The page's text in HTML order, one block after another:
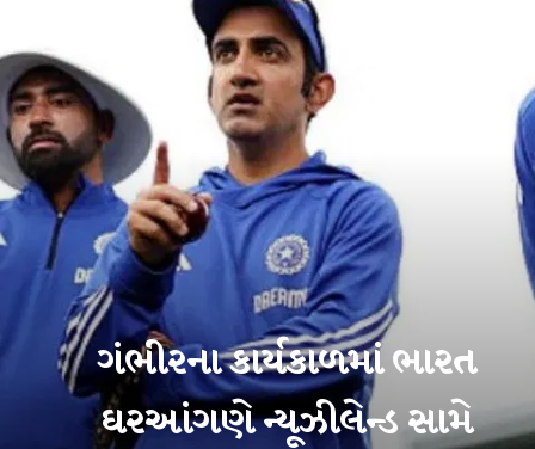
ગંભીરના કાર્યકાળમાં ભારત
ઘરઆંગણે ન્યૂઝીલેન્ડ સામે